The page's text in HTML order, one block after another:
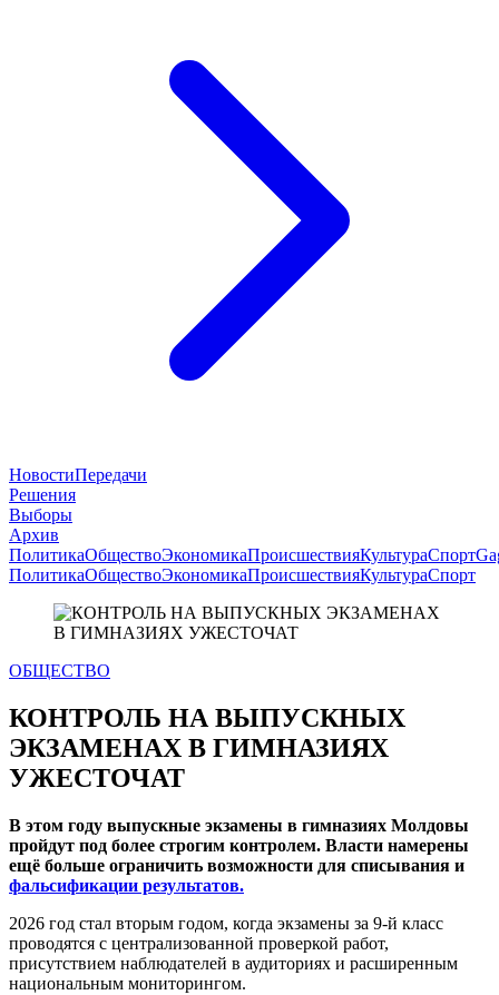
НовостиПередачи
Решения
Выборы
Архив
ПолитикаОбществоЭкономикаПроисшествияКультураСпорт
ПолитикаОбществоЭкономикаПроисшествияКультураСпорт
ОБЩЕСТВО
КОНТРОЛЬ НА ВЫПУСКНЫХ
ЭКЗАМЕНАХ В ГИМНАЗИЯХ
УЖЕСТОЧАТ
В этом году выпускные экзамены в гимназиях Молдовы
пройдут под более строгим контролем. Власти намерены
ещё больше ограничить возможности для списывания и
фальсификации результатов.
2026 год стал вторым годом, когда экзамены за 9-й класс
проводятся с централизованной проверкой работ,
присутствием наблюдателей в аудиториях и расширенным
национальным мониторингом.